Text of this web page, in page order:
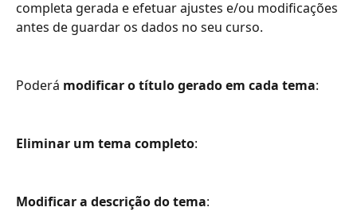
completa gerada e efetuar ajustes e/ou modificações
antes de guardar os dados no seu curso.
Poderá modificar o título gerado em cada tema:
Eliminar um tema completo:
Modificar a descrição do tema: